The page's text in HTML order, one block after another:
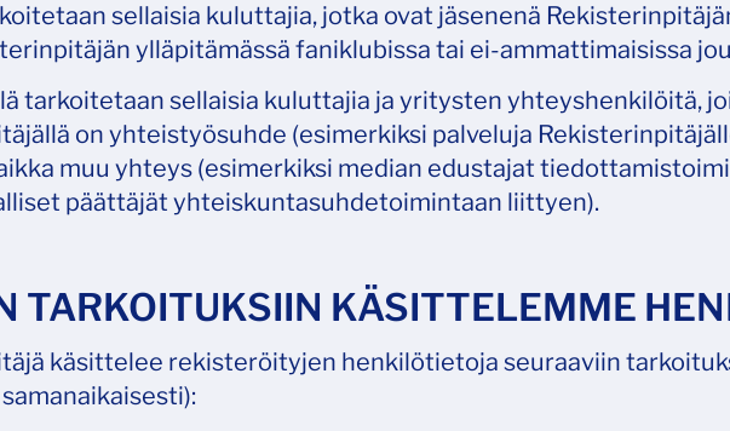
sellaisia kuluttajia, jotka ovat jäsenenä
ylläpitämässä faniklubissa tai ei-ammattimaisissa
tarkoitetaan sellaisia kuluttajia ja yritysten yhteyshenkilöitä,
on yhteistyösuhde (esimerkiksi palveluja
muu yhteys (esimerkiksi median edustajat
päättäjät yhteiskuntasuhdetoimintaan liittyen).
TARKOITUKSIIN KÄSITTELEMME
käsittelee rekisteröityjen henkilötietoja seuraaviin